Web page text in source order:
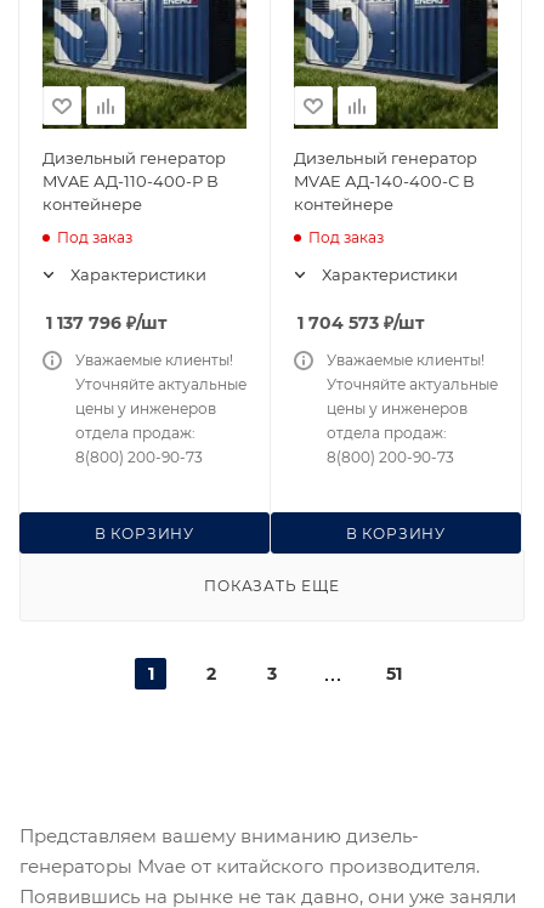
Дизельный генератор
MVAE АД-110-400-Р В
контейнере
Под заказ
Характеристики
1 137 796 ₽/шт
В КОРЗИНУ
Уважаемые клиенты!
Уточняйте актуальные
цены у инженеров
отдела продаж:
8(800) 200-90-73
Дизельный генератор
MVAE АД-140-400-С В
контейнере
Под заказ
Характеристики
1 704 573 ₽/шт
В КОРЗИНУ
Уважаемые клиенты!
Уточняйте актуальные
цены у инженеров
отдела продаж:
8(800) 200-90-73
ПОКАЗАТЬ ЕЩЕ
1 2 3 51
Представляем вашему вниманию дизель-
генераторы Mvae от китайского производителя.
Появившись на рынке не так давно, они уже заняли